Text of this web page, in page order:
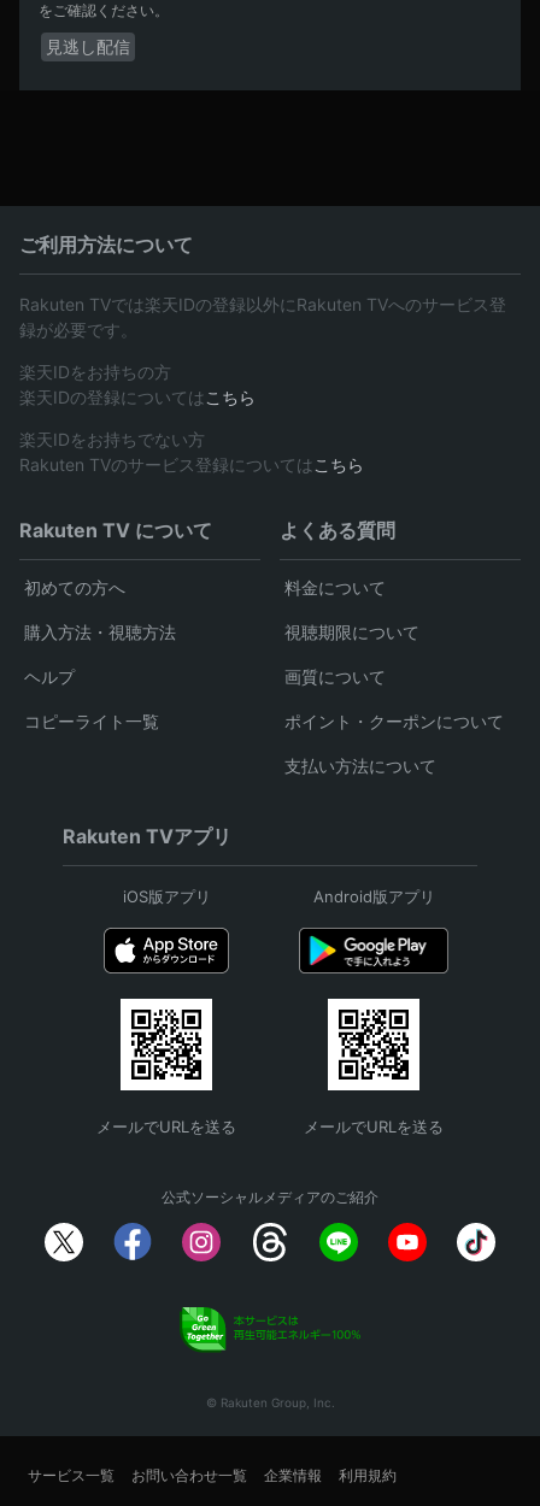
をご確認ください。
見逃し配信
ご利用方法について
Rakuten TVでは楽天IDの登録以外にRakuten TVへのサービス登
録が必要です。
楽天IDをお持ちの方
楽天IDの登録については こちら
楽天IDをお持ちでない方
Rakuten TVのサービス登録については こちら
Rakuten TV について
初めての方へ
購入方法・視聴方法
ヘルプ
コピーライト一覧
よくある質問
料金について
視聴期限について
画質について
ポイント・クーポンについて
支払い方法について
Rakuten TVアプリ
iOS版アプリ
メールでURLを送る
Android版アプリ
メールでURLを送る
公式ソーシャルメディアのご紹介
© Rakuten Group, Inc.
サービス一覧 お問い合わせ一覧 企業情報 利用規約